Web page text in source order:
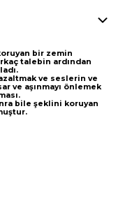
bir zemin
talebin ardından
ve seslerin ve
ve aşınmayı önlemek
bile şeklini koruyan